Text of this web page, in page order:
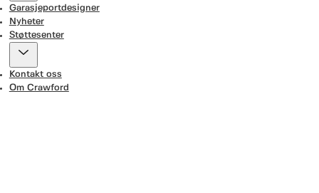
Garasjeportdesigner
Nyheter
Støttesenter
Kontakt oss
Om Crawford